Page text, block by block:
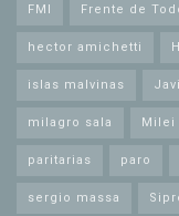
FMI Frente de
hector amichetti
islas malvinas
milagro sala Milei
paritarias paro
sergio massa